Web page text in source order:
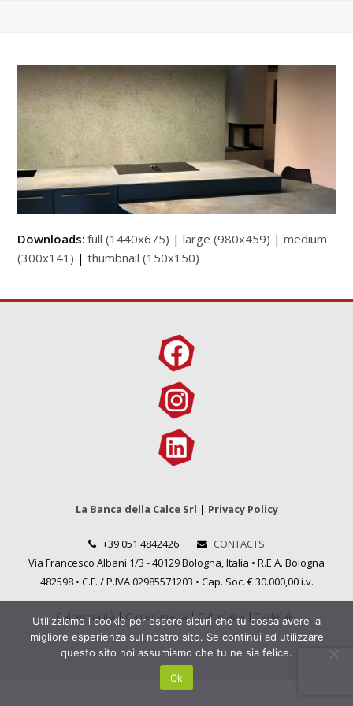
Downloads:full (1440x675) |large (980x459) |medium
(300x141) |thumbnail (150x150)
La Banca della Calce Srl | Privacy Policy
+39 051 4842426
CONTACTS
Via Francesco Albani 1/3 - 40129 Bologna, Italia • R.E.A. Bologna
482598 • C.F. / P.IVA 02985571203 • Cap. Soc. € 30.000,00 i.v.
Calcequalità|Calcecanapa|Calcelatte|Tadelakt
Utilizziamo i cookie per essere sicuri che tu possa avere la
migliore esperienza sul nostro sito. Se continui ad utilizzare
questo sito noi assumiamo che tu ne sia felice.
Ok